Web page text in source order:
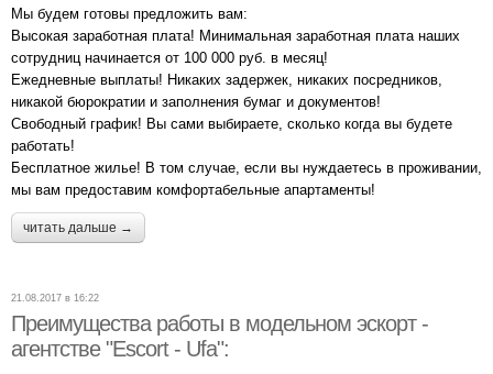
Мы будем готовы предложить вам:
Высокая заработная плата! Минимальная заработная плата наших
сотрудниц начинается от 100 000 руб. в месяц!
Ежедневные выплаты! Никаких задержек, никаких посредников,
никакой бюрократии и заполнения бумаг и документов!
Свободный график! Вы сами выбираете, сколько когда вы будете
работать!
Бесплатное жилье! В том случае, если вы нуждаетесь в проживании,
мы вам предоставим комфортабельные апартаменты!
читать дальше →
21.08.2017 в 16:22
Преимущества работы в модельном эскорт -
агентстве "Escort - Ufa":